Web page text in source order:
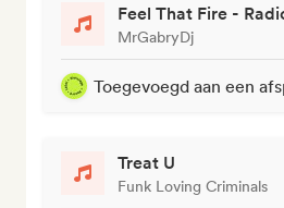
Feel That Fire -
MrGabryDj
Toegevoegd aan een
Treat U
Funk Loving Criminals